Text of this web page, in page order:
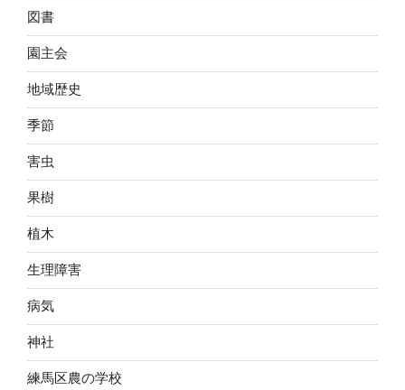
図書
園主会
地域歴史
季節
害虫
果樹
植木
生理障害
病気
神社
練馬区農の学校